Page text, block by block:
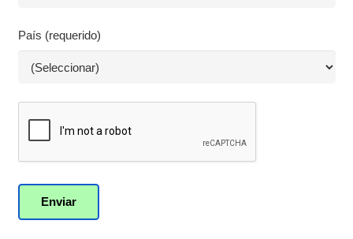
País (requerido)